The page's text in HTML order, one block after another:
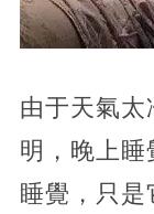
由于天氣太
明，晚上睡
睡覺，只是